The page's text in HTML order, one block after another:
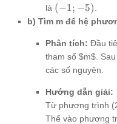
- 3 =
-2 - 3
=
-2
là (-1;
-5)
(−1; −5)
b) Tìm m để hệ
Phân tích: Đầu
tham số $m$.
các số nguyên.
Hướng dẫn giải:
Từ phương trình
Thế vào phương